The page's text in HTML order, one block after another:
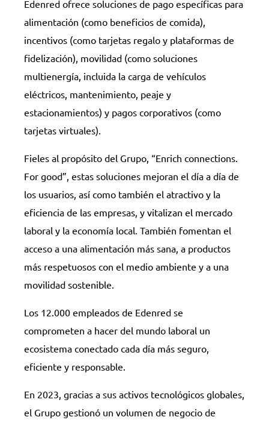
Edenred ofrece soluciones de pago específicas para
alimentación (como beneficios de comida),
incentivos (como tarjetas regalo y plataformas de
fidelización), movilidad (como soluciones
multienergía, incluida la carga de vehículos
eléctricos, mantenimiento, peaje y
estacionamientos) y pagos corporativos (como
tarjetas virtuales).
Fieles al propósito del Grupo, “Enrich connections.
For good”, estas soluciones mejoran el día a día de
los usuarios, así como también el atractivo y la
eficiencia de las empresas, y vitalizan el mercado
laboral y la economía local. También fomentan el
acceso a una alimentación más sana, a productos
más respetuosos con el medio ambiente y a una
movilidad sostenible.
Los 12.000 empleados de Edenred se
comprometen a hacer del mundo laboral un
ecosistema conectado cada día más seguro,
eficiente y responsable.
En 2023, gracias a sus activos tecnológicos globales,
el Grupo gestionó un volumen de negocio de